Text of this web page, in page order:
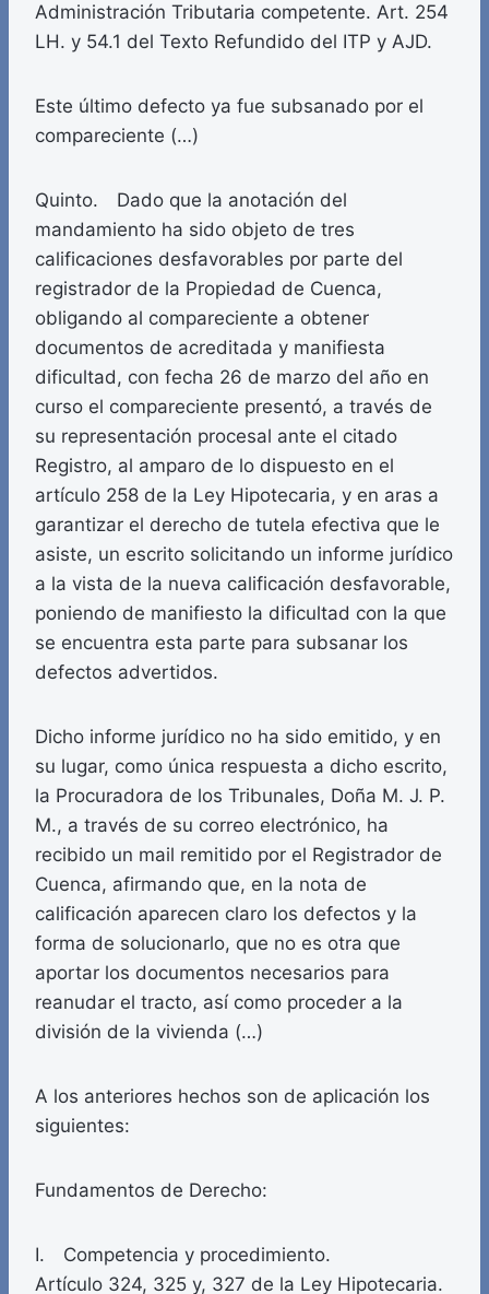
Administración Tributaria competente. Art. 254
LH. y 54.1 del Texto Refundido del ITP y AJD.
Este último defecto ya fue subsanado por el
compareciente (…)
Quinto. Dado que la anotación del
mandamiento ha sido objeto de tres
calificaciones desfavorables por parte del
registrador de la Propiedad de Cuenca,
obligando al compareciente a obtener
documentos de acreditada y manifiesta
dificultad, con fecha 26 de marzo del año en
curso el compareciente presentó, a través de
su representación procesal ante el citado
Registro, al amparo de lo dispuesto en el
artículo 258 de la Ley Hipotecaria, y en aras a
garantizar el derecho de tutela efectiva que le
asiste, un escrito solicitando un informe jurídico
a la vista de la nueva calificación desfavorable,
poniendo de manifiesto la dificultad con la que
se encuentra esta parte para subsanar los
defectos advertidos.
Dicho informe jurídico no ha sido emitido, y en
su lugar, como única respuesta a dicho escrito,
la Procuradora de los Tribunales, Doña M. J. P.
M., a través de su correo electrónico, ha
recibido un mail remitido por el Registrador de
Cuenca, afirmando que, en la nota de
calificación aparecen claro los defectos y la
forma de solucionarlo, que no es otra que
aportar los documentos necesarios para
reanudar el tracto, así como proceder a la
división de la vivienda (…)
A los anteriores hechos son de aplicación los
siguientes:
Fundamentos de Derecho:
I. Competencia y procedimiento.
Artículo 324, 325 y, 327 de la Ley Hipotecaria.